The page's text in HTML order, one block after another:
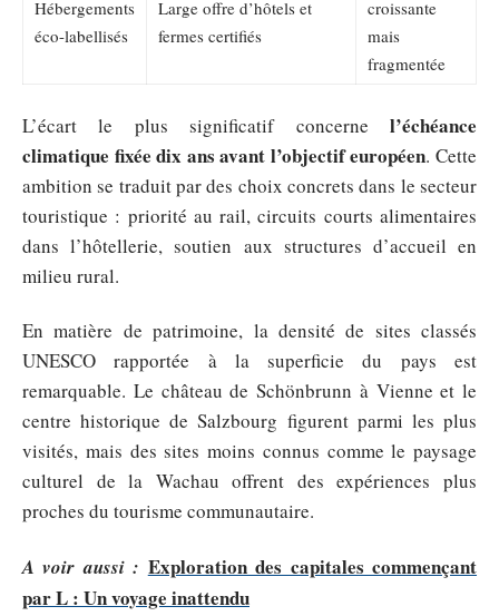
Hébergements
éco-labellisés
Large offre d’hôtels et
fermes certifiés
croissante
mais
fragmentée
L’écart le plus significatif concerne l’échéance
climatique fixée dix ans avant l’objectif européen. Cette
ambition se traduit par des choix concrets dans le secteur
touristique : priorité au rail, circuits courts alimentaires
dans l’hôtellerie, soutien aux structures d’accueil en
milieu rural.
En matière de patrimoine, la densité de sites classés
UNESCO rapportée à la superficie du pays est
remarquable. Le château de Schönbrunn à Vienne et le
centre historique de Salzbourg figurent parmi les plus
visités, mais des sites moins connus comme le paysage
culturel de la Wachau offrent des expériences plus
proches du tourisme communautaire.
A voir aussi : Exploration des capitales commençant
par L : Un voyage inattendu